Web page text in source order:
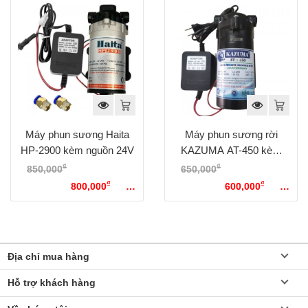
Máy phun sương Haita
HP-2900 kèm nguồn 24V
850,000₫
850,000₫.800,000₫
hiện tại là: 800,000₫.
Máy phun sương rời
KAZUMA AT-450 kèm
nguồn 24V (Hỗ trợ 15-20
béc)
650,000₫
650,000₫.600,000₫
hiện tại là: 600,000₫.
Địa chỉ mua hàng
Hỗ trợ khách hàng